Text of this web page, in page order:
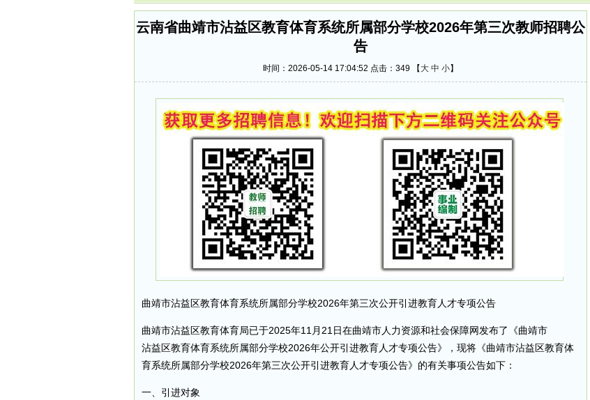
云南省曲靖市沾益区教育体育系统所属部分学校2026年第三次教师招聘公
告
时间：2026-05-14 17:04:52 点击： 349 【 大 中 小】
曲靖市沾益区教育体育系统所属部分学校2026年第三次公开引进教育人才专项公告
曲靖市沾益区教育体育局已于2025年11月21日在曲靖市人力资源和社会保障网发布了《曲靖市
沾益区教育体育系统所属部分学校2026年公开引进教育人才专项公告》，现将《曲靖市沾益区教育体
育系统所属部分学校2026年第三次公开引进教育人才专项公告》的有关事项公告如下：
一、引进对象